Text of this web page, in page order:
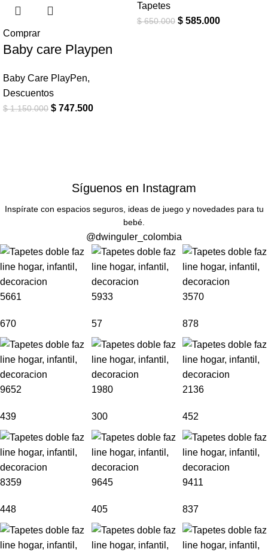
Comprar
Baby care Playpen
Baby Care PlayPen,
Descuentos
$1.150.000 $ 747.500
Tapetes
$650.000 $ 585.000
Síguenos en Instagram
Inspírate con espacios seguros, ideas de juego y novedades para tu
bebé.
@dwinguler_colombia
5661
670
5933
57
3570
878
9652
439
1980
300
2136
452
8359
448
9645
405
9411
837